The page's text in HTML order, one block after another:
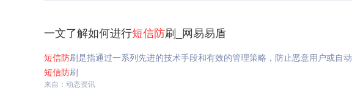
一文了解如何进行短信防刷_网易易盾
短信防刷是指通过一系列先进的技术手段和有效的管理策略，防止恶意用户或自
短信防刷
来自：动态资讯